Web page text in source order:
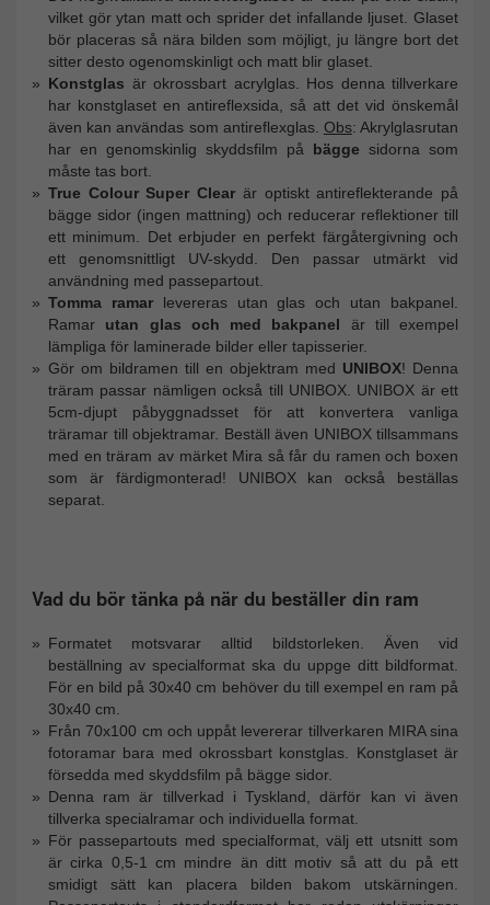
vilket gör ytan matt och sprider det infallande ljuset. Glaset
bör placeras så nära bilden som möjligt, ju längre bort det
sitter desto ogenomskinligt och matt blir glaset.
Konstglas är okrossbart acrylglas. Hos denna tillverkare
har konstglaset en antireflexsida, så att det vid önskemål
även kan användas som antireflexglas. Obs: Akrylglasrutan
har en genomskinlig skyddsfilm på bägge sidorna som
måste tas bort.
True Colour Super Clear är optiskt antireflekterande på
bägge sidor (ingen mattning) och reducerar reflektioner till
ett minimum. Det erbjuder en perfekt färgåtergivning och
ett genomsnittligt UV-skydd. Den passar utmärkt vid
användning med passepartout.
Tomma ramarlevereras utan glas och utan bakpanel.
Ramar utan glas och med bakpanel är till exempel
lämpliga för laminerade bilder eller tapisserier.
Gör om bildramen till en objektram med UNIBOX! Denna
träram passar nämligen också till UNIBOX. UNIBOX är ett
5cm-djupt påbyggnadsset för att konvertera vanliga
träramar till objektramar. Beställ även UNIBOX tillsammans
med en träram av märket Mira så får du ramen och boxen
som är färdigmonterad! UNIBOX kan också beställas
separat.
Vad du bör tänka på när du beställer din ram
Formatet motsvarar alltid bildstorleken. Även vid
beställning av specialformat ska du uppge ditt bildformat.
För en bild på 30x40 cm behöver du till exempel en ram på
30x40 cm.
Från 70x100 cm och uppåt levererar tillverkaren MIRA sina
fotoramar bara med okrossbart konstglas. Konstglaset är
försedda med skyddsfilm på bägge sidor.
Denna ram är tillverkad i Tyskland, därför kan vi även
tillverka specialramar och individuella format.
För passepartouts med specialformat, välj ett utsnitt som
är cirka 0,5-1 cm mindre än ditt motiv så att du på ett
smidigt sätt kan placera bilden bakom utskärningen.